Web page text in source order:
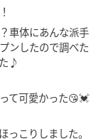
車体にあんな派手
ンしたので調べた
♪
て可愛かった😘💓
こりしました。